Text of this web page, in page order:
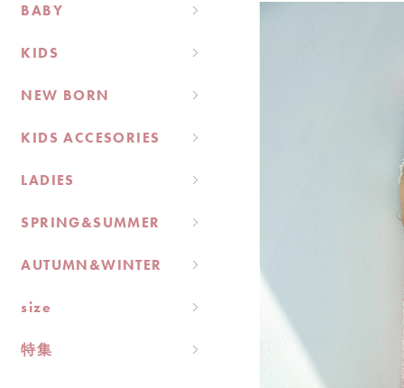
BABY
KIDS
NEW BORN
KIDS ACCESORIES
LADIES
SPRING&SUMMER
AUTUMN&WINTER
size
特集